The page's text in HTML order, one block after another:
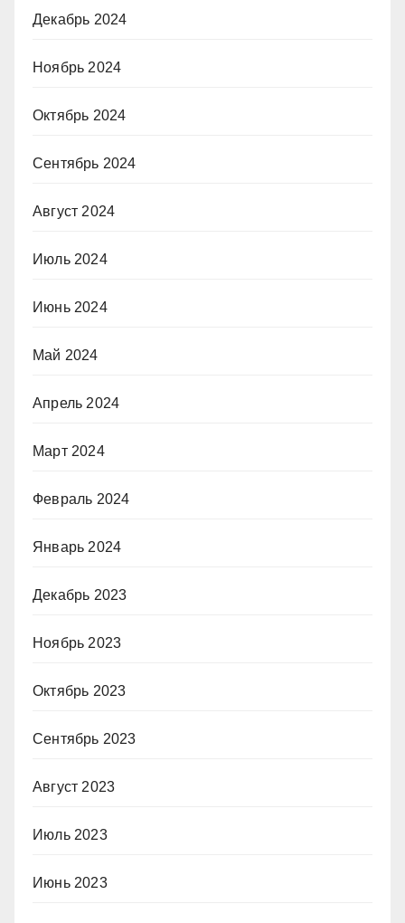
Декабрь 2024
Ноябрь 2024
Октябрь 2024
Сентябрь 2024
Август 2024
Июль 2024
Июнь 2024
Май 2024
Апрель 2024
Март 2024
Февраль 2024
Январь 2024
Декабрь 2023
Ноябрь 2023
Октябрь 2023
Сентябрь 2023
Август 2023
Июль 2023
Июнь 2023